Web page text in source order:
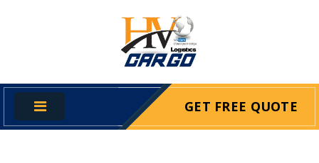
GET FREE QUOTE